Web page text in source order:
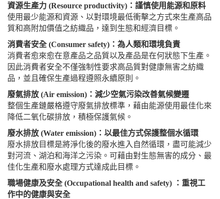
資源生產力 (Resource productivity)：謹慎使用能源和原料
使用最少能源和資源、以對環境最低衝擊之方式來生產高品
質和高附加價值之紡織品，達到生態和經濟目標。
消費者安全 (Consumer safety)：為人類和環境負責
消費者愈來愈在意產品之品質以及產品是在何狀態下生產。
因此消費者安全不僅強制性要求高品質對健康無害之紡織
品，並且確保生產過程遵照永續原則。
廢氣排放 (Air emission)：減少空氣污染改善氣候變遷
整個生產鏈嚴格遵守廢氣排放標準，藉由能源使用最佳化來
降低二氧化碳排放，積極保護氣候。
廢水排放 (Water emission)：以最佳方式保護整個水循環
廢水排放目標是將淨化後的廢水進入自然循環，盡可能減少
對河流、湖泊和海洋之污染。可藉由對生態無害的成分、最
佳化生產和廢水處理方式達成此目標。
職場健康及安全 (Occupational health and safety) ：重視工
作中的健康與安全